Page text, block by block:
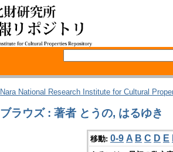
Nara National Research Institute for Cultural
ブラウズ : 著者 とうの, はるゆき
移動: 0-9 A B C D E